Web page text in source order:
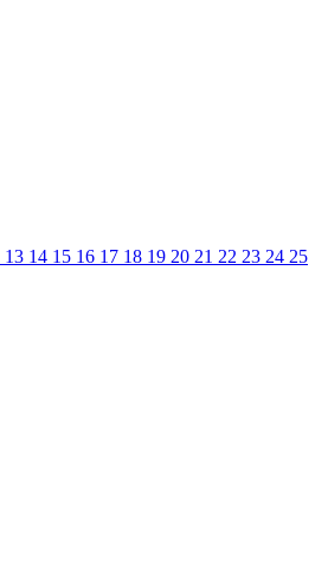
13 14 15 16 17 18 19 20 21 22 23 24 25